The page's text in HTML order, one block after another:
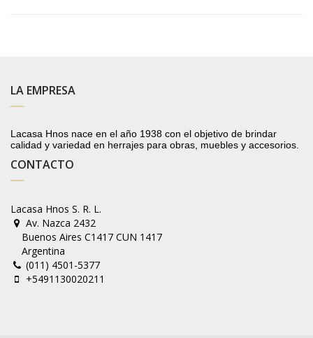
LA EMPRESA
Lacasa Hnos nace en el año 1938 con el objetivo de brindar
calidad y variedad en herrajes para obras, muebles y accesorios.
CONTACTO
Lacasa Hnos S. R. L.
Av. Nazca 2432
Buenos Aires C1417 CUN 1417
Argentina
(011) 4501-5377
+5491130020211